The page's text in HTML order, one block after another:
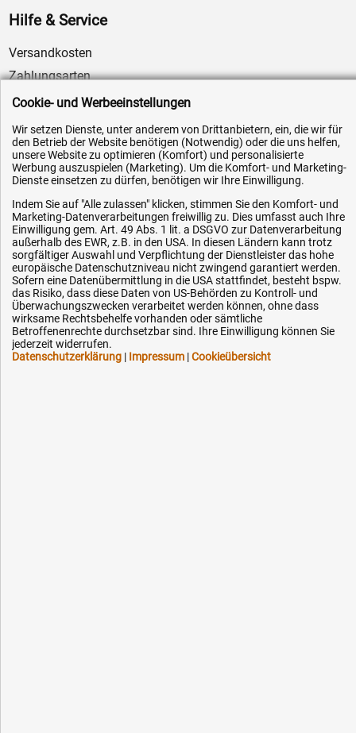
Hilfe & Service
Versandkosten
Zahlungsarten
Service
AGB / Widerrufsrecht
Datenschutz
Impressum
OEM-Ersatzteile
Technik-Hilfe
Downloads
Kontakt
Ihre Hytec-Hydraulik Vorteile
Schneller Versand, meist am selben Tag
Cookie- und Werbeeinstellungen
Wir setzen Dienste, unter anderem von Drittanbietern, ein, die wir für
den Betrieb der Website benötigen (Notwendig) oder die uns helfen,
unsere Website zu optimieren (Komfort) und personalisierte
Werbung auszuspielen (Marketing). Um die Komfort- und Marketing-
Dienste einsetzen zu dürfen, benötigen wir Ihre Einwilligung.
Indem Sie auf "Alle zulassen" klicken, stimmen Sie den Komfort- und
Marketing-Datenverarbeitungen freiwillig zu. Dies umfasst auch Ihre
Einwilligung gem. Art. 49 Abs. 1 lit. a DSGVO zur Datenverarbeitung
außerhalb des EWR, z.B. in den USA. In diesen Ländern kann trotz
sorgfältiger Auswahl und Verpflichtung der Dienstleister das hohe
europäische Datenschutzniveau nicht zwingend garantiert werden.
Sofern eine Datenübermittlung in die USA stattfindet, besteht bspw.
das Risiko, dass diese Daten von US-Behörden zu Kontroll- und
Überwachungszwecken verarbeitet werden können, ohne dass
wirksame Rechtsbehelfe vorhanden oder sämtliche
Betroffenenrechte durchsetzbar sind. Ihre Einwilligung können Sie
jederzeit widerrufen.
Datenschutzerklärung | Impressum |Cookieübersicht